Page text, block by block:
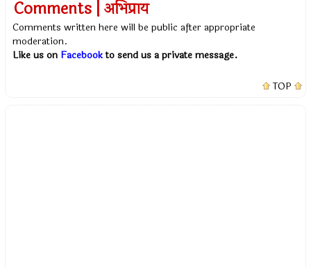
Comments | अभिप्राय
Comments written here will be public after appropriate
moderation.
Like us on Facebookto send us a private message.
TOP